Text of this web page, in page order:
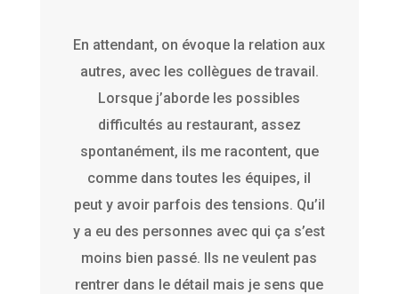
En attendant, on évoque la relation aux
autres, avec les collègues de travail.
Lorsque j’aborde les possibles
difficultés au restaurant, assez
spontanément, ils me racontent, que
comme dans toutes les équipes, il
peut y avoir parfois des tensions. Qu’il
y a eu des personnes avec qui ça s’est
moins bien passé. Ils ne veulent pas
rentrer dans le détail mais je sens que